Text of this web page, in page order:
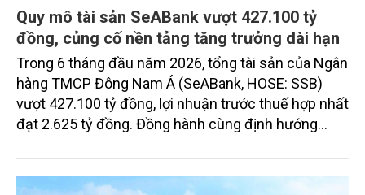
Quy mô tài sản SeABank vượt 427.100 tỷ
đồng, củng cố nền tảng tăng trưởng dài hạn
Trong 6 tháng đầu năm 2026, tổng tài sản của Ngân
hàng TMCP Đông Nam Á (SeABank, HOSE: SSB)
vượt 427.100 tỷ đồng, lợi nhuận trước thuế hợp nhất
đạt 2.625 tỷ đồng. Đồng hành cùng định hướng
SeABank tiếp tục duy trì hoạt động hiệu quả, mở
rộng tín dụng, củng cố nguồn vốn và đảm bảo các